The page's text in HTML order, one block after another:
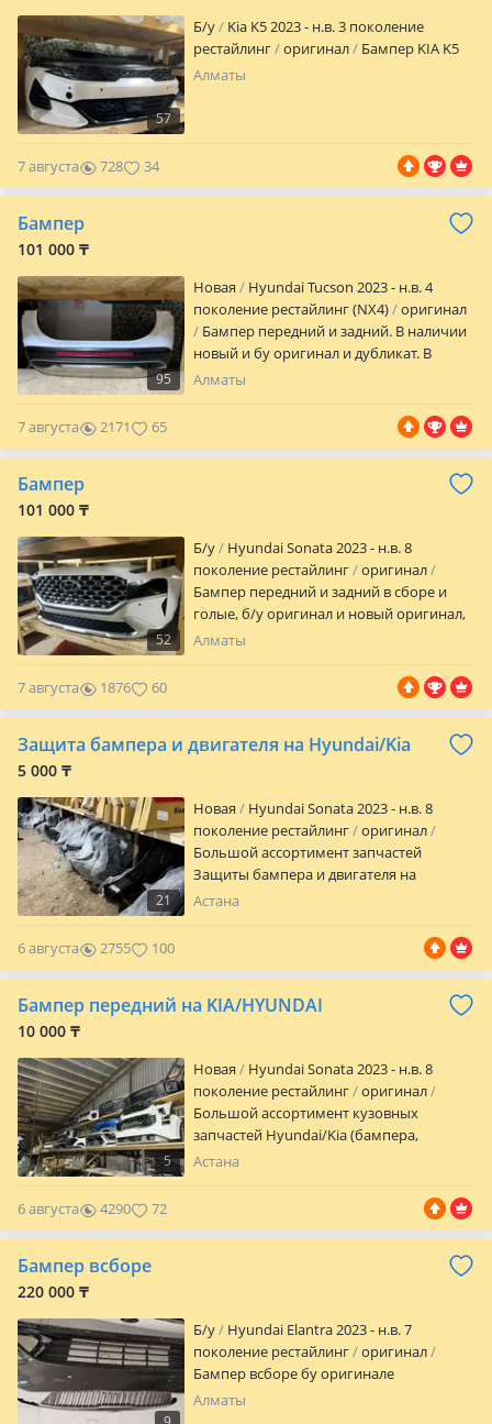
57
Б/y
Kia K5 2023 - н.в. 3 поколение
рестайлинг
оригинал
Бампер KIA K5
Алматы
7 августа 728 34
Бампер
101 000 ₸
95
Новая
Hyundai Tucson 2023 - н.в. 4
поколение рестайлинг (NX4)
оригинал
Бампер передний и задний. В наличии
новый и бу оригинал и дубликат. В
наличии есть все кузовные детали. За
Алматы
7 августа 2171 65
Бампер
101 000 ₸
52
Б/y
Hyundai Sonata 2023 - н.в. 8
поколение рестайлинг
оригинал
Бампер передний и задний в сборе и
голые, б/у оригинал и новый оригинал,
в наличии на все модели Hyundai KIA,
ценой обращаться по телефону
Алматы
7 августа 1876 60
Защита бампера и двигателя на Hyundai/Kia
5 000 ₸
21
Новая
Hyundai Sonata 2023 - н.в. 8
поколение рестайлинг
оригинал
Большой ассортимент запчастей
Защиты бампера и двигателя на
Hyundai/Kia В наличии новые
Казахстану/самовывоз в Астане. Наш
адрес: Кобда 2/1, Тд. Автомарт Пиши —
подберу под твою модель!
Астана
6 августа 2755 100
Бампер передний на KIA/HYUNDAI
10 000 ₸
5
Новая
Hyundai Sonata 2023 - н.в. 8
поколение рестайлинг
оригинал
Большой ассортимент кузовных
запчастей Hyundai/Kia (бампера,
крылья, капоты, решетки, накладки и
оригинальные/дубликат Отправка по
Казахстану/самовывоз в Астане. Наш
адрес: Кобда 2/1, Тд. Автомарт Пиши —
Астана
6 августа 4290 72
Бампер всборе
220 000 ₸
Б/y
Hyundai Elantra 2023 - н.в. 7
поколение рестайлинг
оригинал
Бампер всборе бу оригинале
Алматы